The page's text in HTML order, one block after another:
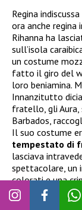
Regina
ora anche regina
Rihanna ha
sull’isola
un costume
fatto il giro del
loro beniamina.
Innanzitutto
fratello, gli
Barbados,
Il suo costume
tempestato di
lasciava
spettacolare, un
colorati e una
L’abito è stato
Barbados Lauren